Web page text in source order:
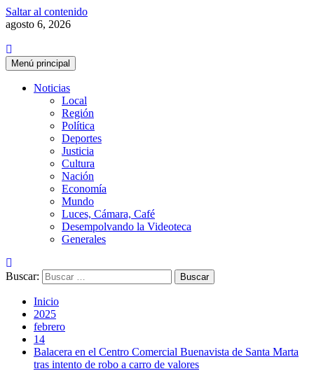
Saltar al contenido
agosto 6, 2026
Menú principal
Noticias
Local
Región
Política
Deportes
Justicia
Cultura
Nación
Economía
Mundo
Luces, Cámara, Café
Desempolvando la Videoteca
Generales
Buscar:
Inicio
2025
febrero
14
Balacera en el Centro Comercial Buenavista de Santa Marta
tras intento de robo a carro de valores